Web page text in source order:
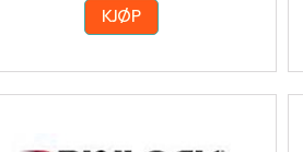
KJØP